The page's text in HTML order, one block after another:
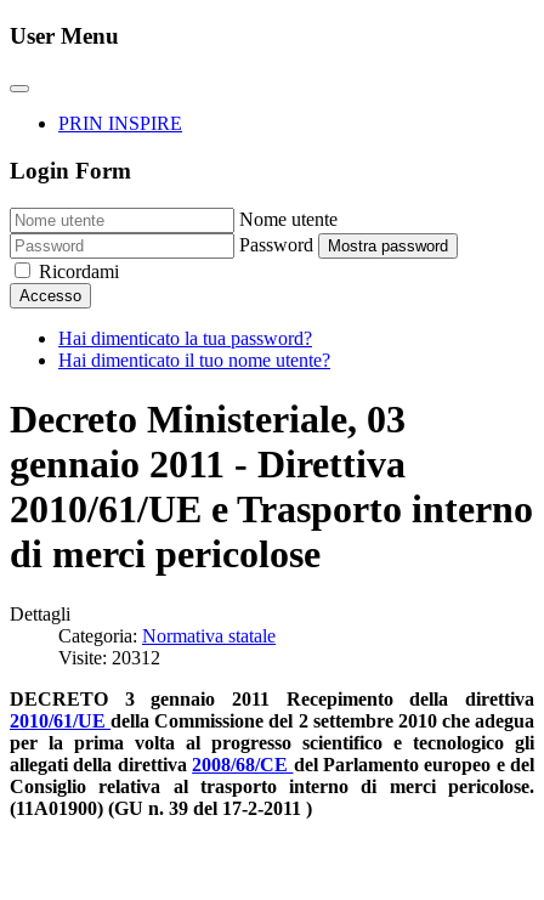
User Menu
PRIN INSPIRE
Login Form
Nome utente
Password
Mostra password
Ricordami
Accesso
Hai dimenticato la tua password?
Hai dimenticato il tuo nome utente?
Decreto Ministeriale, 03
gennaio 2011 - Direttiva
2010/61/UE e Trasporto interno
di merci pericolose
Dettagli
Categoria: Normativa statale
Visite: 20312
DECRETO 3 gennaio 2011 Recepimento della direttiva
2010/61/UEdella Commissione del 2 settembre 2010 che adegua
per la prima volta al progresso scientifico e tecnologico gli
allegati della direttiva2008/68/CE del Parlamento europeo e del
Consiglio relativa al trasporto interno di merci pericolose.
(11A01900) (GU n. 39 del 17-2-2011 )